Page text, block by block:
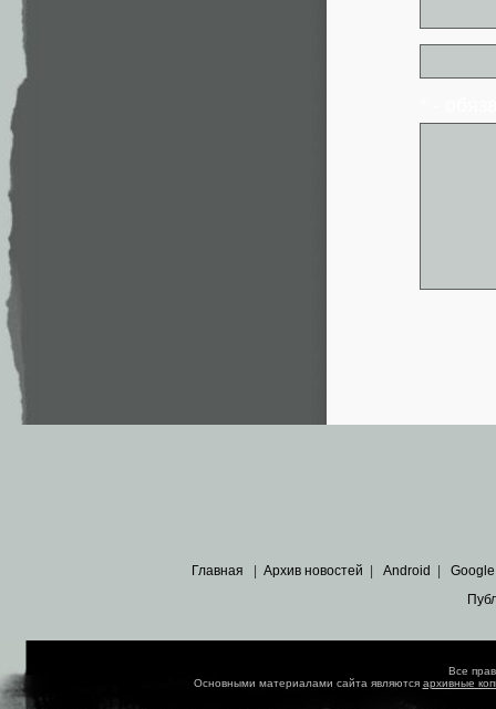
Главная Архив новостей Android Google
Все
Основными материалами сайта являются архивные